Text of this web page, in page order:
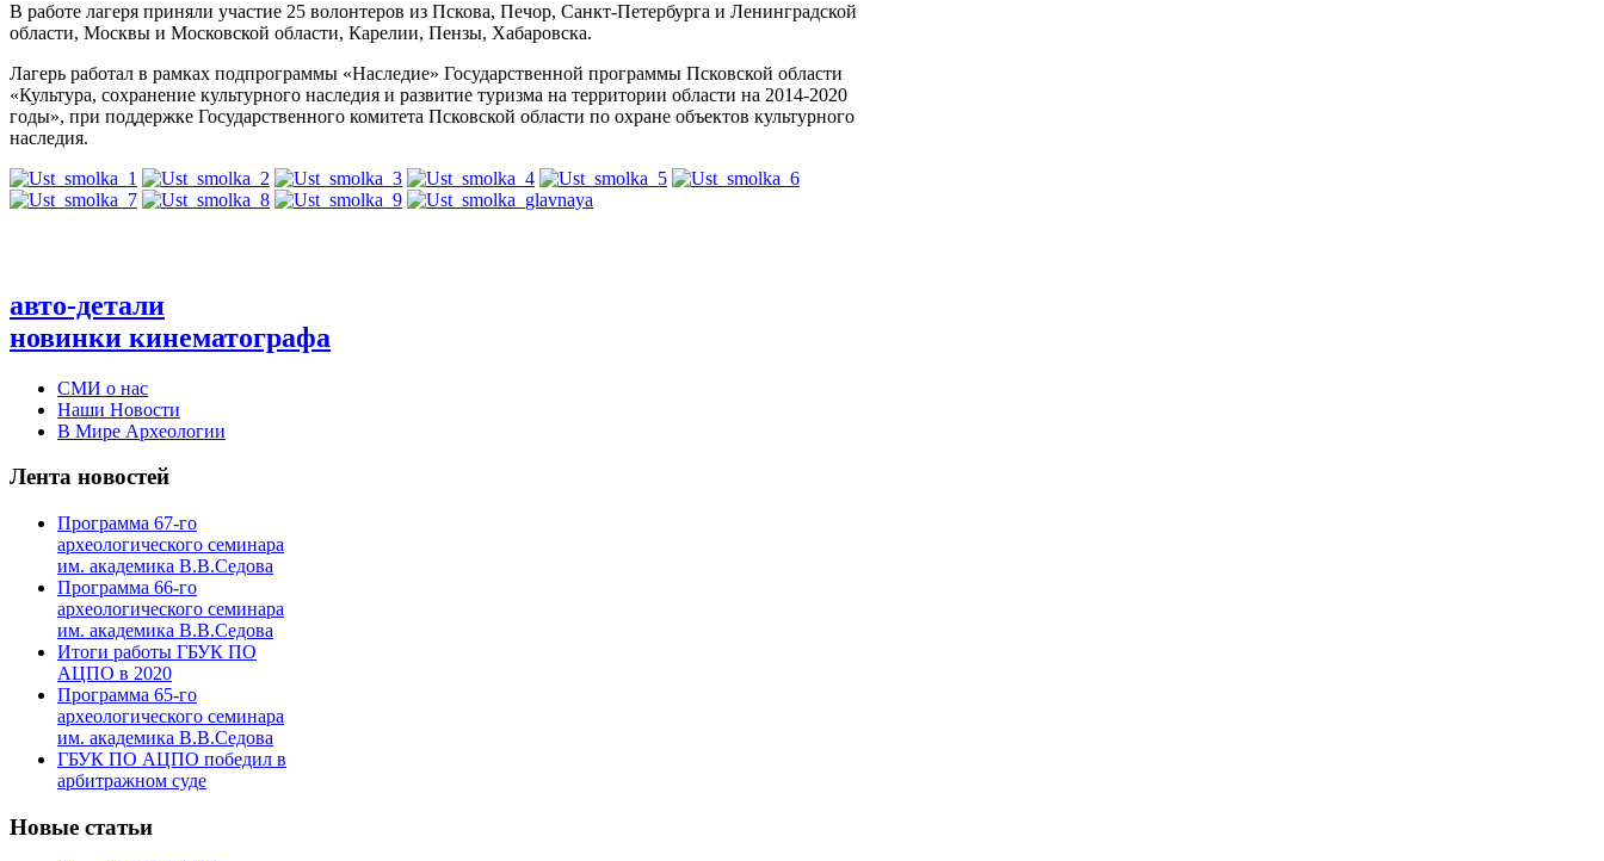
В работе лагеря приняли участие 25 волонтеров из Пскова, Печор, Санкт-Петербурга и Ленинградской
области, Москвы и Московской области, Карелии, Пензы, Хабаровска.
Лагерь работал в рамках подпрограммы «Наследие» Государственной программы Псковской области
«Культура, сохранение культурного наследия и развитие туризма на территории области на 2014-2020
годы», при поддержке Государственного комитета Псковской области по охране объектов культурного
наследия.
авто-детали
новинки кинематографа
СМИ о нас
Наши Новости
В Мире Археологии
Лента новостей
Программа 67-го
археологического семинара
им. академика В.В.Седова
Программа 66-го
археологического семинара
им. академика В.В.Седова
Итоги работы ГБУК ПО
АЦПО в 2020
Программа 65-го
археологического семинара
им. академика В.В.Седова
ГБУК ПО АЦПО победил в
арбитражном суде
Новые статьи